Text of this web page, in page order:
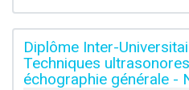
Diplôme Inter-
Techniques
échographie générale -